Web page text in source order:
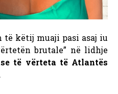
këtij muaji pasi asaj iu
brutale” në lidhje
të vërteta të Atlantës